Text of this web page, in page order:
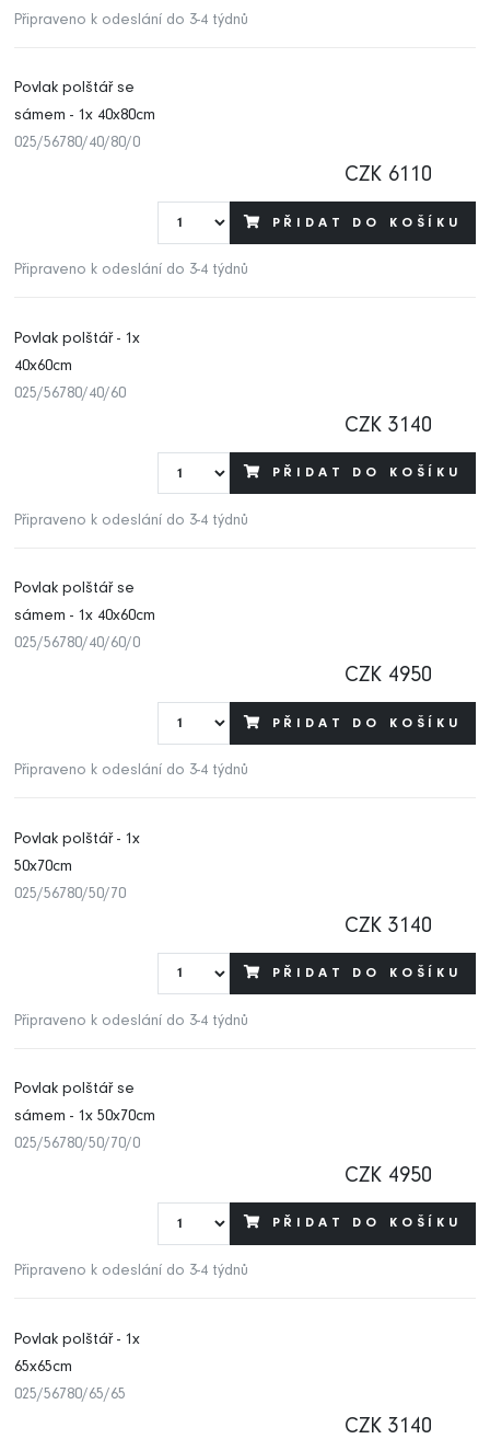
Připraveno k odeslání do 3-4 týdnů
Povlak polštář se
sámem - 1x 40x80cm
025/56780/40/80/0
CZK 6110
PŘIDAT DO KOŠÍKU
Připraveno k odeslání do 3-4 týdnů
Povlak polštář - 1x
40x60cm
025/56780/40/60
CZK 3140
PŘIDAT DO KOŠÍKU
Připraveno k odeslání do 3-4 týdnů
Povlak polštář se
sámem - 1x 40x60cm
025/56780/40/60/0
CZK 4950
PŘIDAT DO KOŠÍKU
Připraveno k odeslání do 3-4 týdnů
Povlak polštář - 1x
50x70cm
025/56780/50/70
CZK 3140
PŘIDAT DO KOŠÍKU
Připraveno k odeslání do 3-4 týdnů
Povlak polštář se
sámem - 1x 50x70cm
025/56780/50/70/0
CZK 4950
PŘIDAT DO KOŠÍKU
Připraveno k odeslání do 3-4 týdnů
Povlak polštář - 1x
65x65cm
025/56780/65/65
CZK 3140